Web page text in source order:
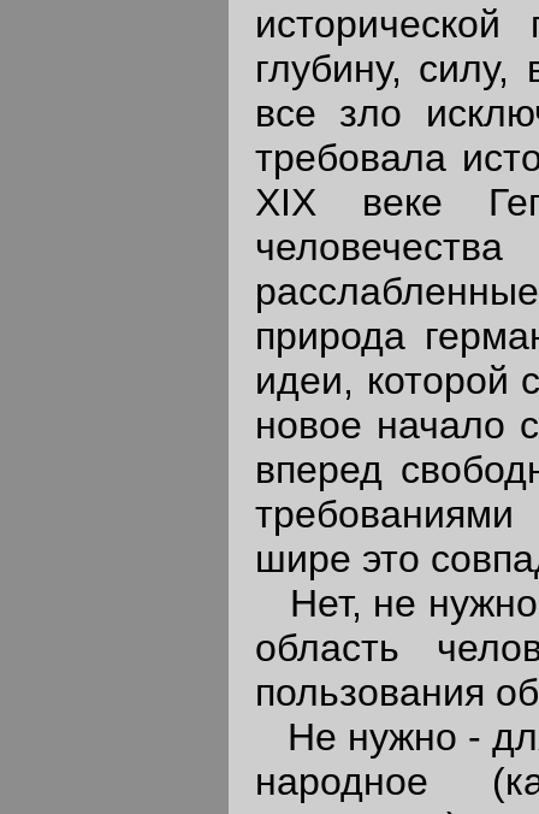
глубину,
все зло
требовала
XIX веке
природа
идеи, которой
новое начало
вперед
шире это
Нет, не
область
пользования
Не нужно -
народное